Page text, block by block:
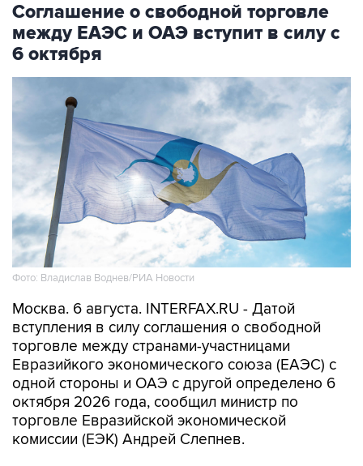
Соглашение о свободной торговле
между ЕАЭС и ОАЭ вступит в силу с
6 октября
Фото: Владислав Воднев/РИА Новости
Москва. 6 августа. INTERFAX.RU - Датой
вступления в силу соглашения о свободной
торговле между странами-участницами
Евразийкого экономического союза (ЕАЭС) с
одной стороны и ОАЭ с другой определено 6
октября 2026 года, сообщил министр по
торговле Евразийской экономической
комиссии (ЕЭК) Андрей Слепнев.